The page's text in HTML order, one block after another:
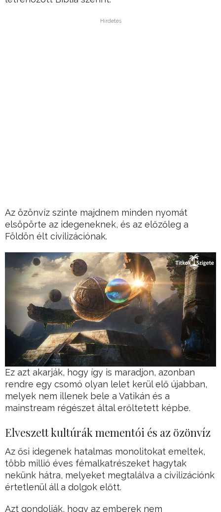
Hirdetés
Az özönvíz szinte majdnem minden nyomát
elsöpörte az idegeneknek, és az előzőleg a
Földön élt civilizációnak.
Ez azt akarják, hogy így is maradjon, azonban
rendre egy csomó olyan lelet kerül elő újabban,
melyek nem illenek bele a Vatikán és a
mainstream régészet által erőltetett képbe.
Elveszett kultúrák mementói és az özönvíz
Az ősi idegenek hatalmas monolitokat emeltek,
több millió éves fémalkatrészeket hagytak
nekünk hátra, melyeket megtalálva a civilizációnk
értetlenül áll a dolgok előtt.
Azt gondolják, hogy az emberek nem